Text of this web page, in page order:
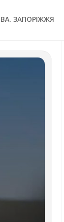
ЗАПОРІЖЖЯ